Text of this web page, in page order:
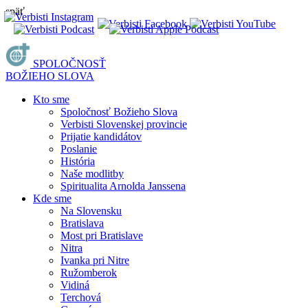
späť
SPOLOČNOSŤ
BOŽIEHO SLOVA
Kto sme
Spoločnosť Božieho Slova
Verbisti Slovenskej provincie
Prijatie kandidátov
Poslanie
História
Naše modlitby
Spiritualita Arnolda Janssena
Kde sme
Na Slovensku
Bratislava
Most pri Bratislave
Nitra
Ivanka pri Nitre
Ružomberok
Vidiná
Terchová